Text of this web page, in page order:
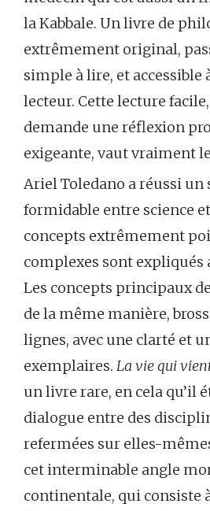
la Kabbale. Un livre de
extrêmement original,
simple à lire, et accessible
lecteur. Cette lecture
demande une réflexion
exigeante, vaut vraiment
Ariel Toledano a réussi un
formidable entre science
concepts extrêmement
complexes sont expliqués
Les concepts principaux
de la même manière,
lignes, avec une clarté et
exemplaires. La vie qui
un livre rare, en cela qu’il
dialogue entre des
refermées sur elles-
cet interminable angle
continentale, qui consiste